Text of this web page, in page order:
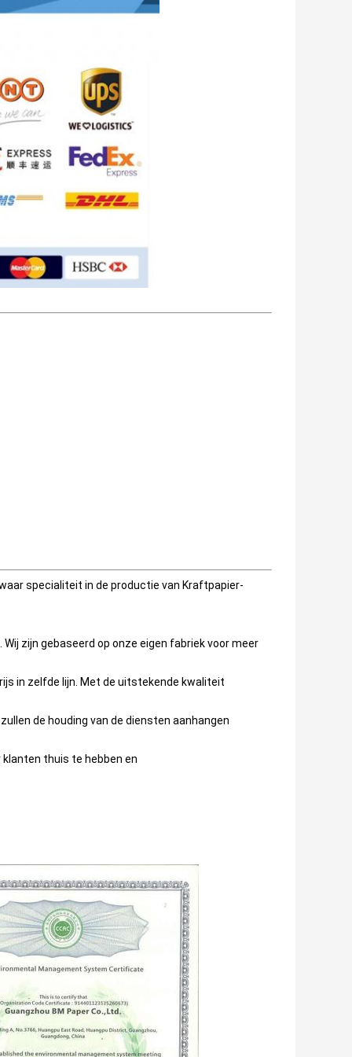
specialiteit in de productie van Kraftpapier-
zijn gebaseerd op onze eigen fabriek voor meer
in zelfde lijn. Met de uitstekende kwaliteit
de houding van de diensten aanhangen
thuis te hebben en